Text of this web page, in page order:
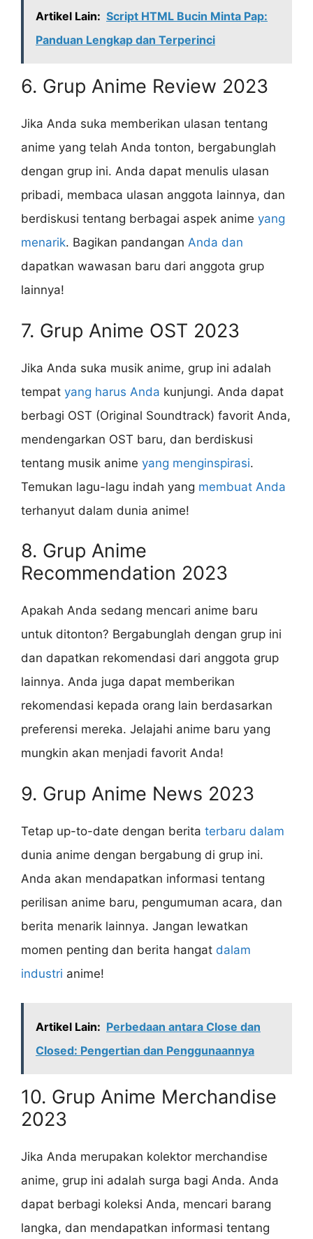
Artikel Lain: Script HTML Bucin Minta Pap:
Panduan Lengkap dan Terperinci
6. Grup Anime Review 2023
Jika Anda suka memberikan ulasan tentang
anime yang telah Anda tonton, bergabunglah
dengan grup ini. Anda dapat menulis ulasan
pribadi, membaca ulasan anggota lainnya, dan
berdiskusi tentang berbagai aspek anime yang
menarik. Bagikan pandangan Anda dan
dapatkan wawasan baru dari anggota grup
lainnya!
7. Grup Anime OST 2023
Jika Anda suka musik anime, grup ini adalah
tempat yang harus Anda kunjungi. Anda dapat
berbagi OST (Original Soundtrack) favorit Anda,
mendengarkan OST baru, dan berdiskusi
tentang musik anime yang menginspirasi.
Temukan lagu-lagu indah yang membuat Anda
terhanyut dalam dunia anime!
8. Grup Anime
Recommendation 2023
Apakah Anda sedang mencari anime baru
untuk ditonton? Bergabunglah dengan grup ini
dan dapatkan rekomendasi dari anggota grup
lainnya. Anda juga dapat memberikan
rekomendasi kepada orang lain berdasarkan
preferensi mereka. Jelajahi anime baru yang
mungkin akan menjadi favorit Anda!
9. Grup Anime News 2023
Tetap up-to-date dengan berita terbaru dalam
dunia anime dengan bergabung di grup ini.
Anda akan mendapatkan informasi tentang
perilisan anime baru, pengumuman acara, dan
berita menarik lainnya. Jangan lewatkan
momen penting dan berita hangat dalam
industri anime!
Artikel Lain: Perbedaan antara Close dan
Closed: Pengertian dan Penggunaannya
10. Grup Anime Merchandise
2023
Jika Anda merupakan kolektor merchandise
anime, grup ini adalah surga bagi Anda. Anda
dapat berbagi koleksi Anda, mencari barang
langka, dan mendapatkan informasi tentang